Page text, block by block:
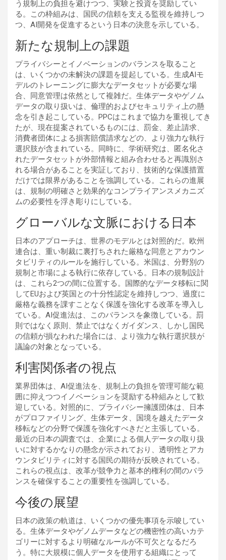
う規制上の負担を避けつつ、実験と投資を奨励してい
る。この枠組みは、国民の信頼を支える監視を維持しつ
つ、AI開発を促進するという日本の決意を示している。
新たな規制上の課題
プライバシーとイノベーションのバランスを取ること
は、いくつかの未解決の課題を提起している。生成AIモ
デルのトレーニングに膨大なデータセットが必要な場
合、同意管理は依然として複雑だ。生体データやゲノム
データの取り扱いは、倫理的およびセキュリティ上の懸
念を引き起こしている。PPCはこれまで協力を重視してき
たが、現在提案されているものには、罰金、差止請求、
消費者団体による損害賠償請求などの、より強力な執行
選択肢が含まれている。同時に、学術研究は、匿名化さ
れたデータセットが外部情報と組み合わせると再識別さ
れる場合があることを実証しており、技術的な保護措置
だけでは限界があることを強調している。これらの進展
は、規制の明確さと効果的なコンプライアンスメカニズ
ムの必要性を浮き彫りにしている。
グローバルな文脈における日本
日本のアプローチは、世界のモデルとは対照的だ。欧州
連合は、重い制裁に裏打ちされた厳格な同意とアカウン
タビリティのルールを施行している。米国は、分野別の
規制と市場による執行に依存している。日本の規制設計
は、これら2つの間に位置する。国際的なデータ移転に関
してEUおよび英国との十分性認定を維持しつつ、過度に
厳格な義務を課すことなく保護を強化する改革を導入し
ている。AI促進法は、このバランスを象徴している。罰
則ではなく原則、禁止ではなくガイダンス、しかし国民
の信頼が損なわれた場合には、より強力な執行選択肢が
議論の対象となっている。
利害関係者の視点
業界団体は、AI促進法を、規制上の負担を管理可能な範
囲に抑えつつイノベーションを奨励する枠組みとして歓
迎している。対照的に、プライバシー擁護団体は、日本
がプロファイリング、生体データ、国境を越えたデータ
移転などの分野で保護を強化すべきだと主張している。
最近の日本の調査では、企業による個人データの取り扱
いに対するかなりの懸念が示されており、透明性とアカ
ウンタビリティに対する国民の期待が反映されている。
これらの視点は、改革が競争力と基本的権利の間のバラ
ンスを確保することの重要性を強調している。
今後の展望
日本の政策の軌道は、いくつかの優先事項を示唆してい
る。生体データやゲノムデータなどの機密性の高いカテ
ゴリーに対するより明確なルールが不可欠となるだろ
う。特に大規模に個人データを使用する組織にとって